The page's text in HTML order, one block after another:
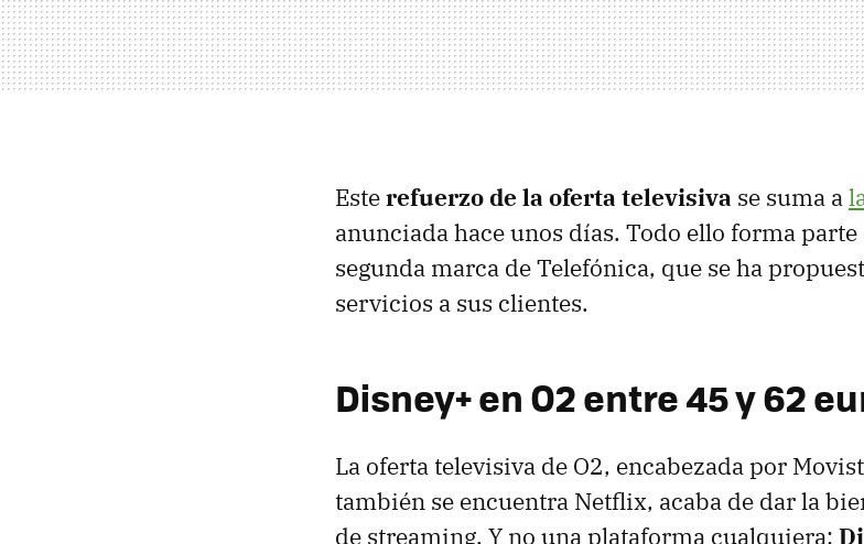
Esterefuerzo de la oferta televisiva se suma a
anunciada hace unos días. Todo ello forma parte
segunda marca de Telefónica, que se ha
servicios a sus clientes.
Disney+ en O2 entre 45 y 62
La oferta televisiva de O2, encabezada por
también se encuentra Netflix, acaba de dar la
de streaming. Y no una plataforma cualquiera: